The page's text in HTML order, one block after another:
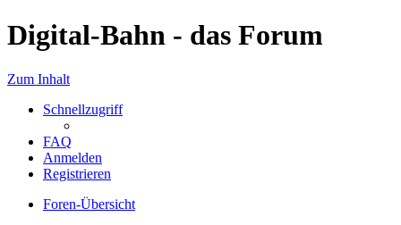
Digital-Bahn - das Forum
Zum Inhalt
Schnellzugriff
FAQ
Anmelden
Registrieren
Foren-Übersicht